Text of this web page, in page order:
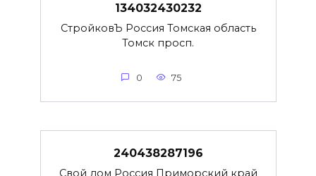
134032430232
СтройковЪ Россия Томская область
Томск просп.
0 75
240438287196
Свой дом Россия Приморский край